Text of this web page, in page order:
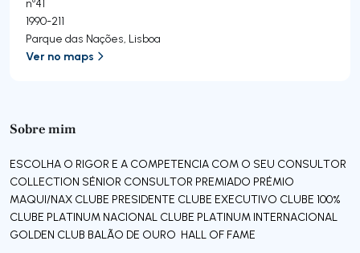
Sobre mim
ESCOLHA O RIGOR E A COMPETENCIA COM O SEU CONSULTOR
COLLECTION SÉNIOR CONSULTOR PREMIADO PRÉMIO
MAQUI/NAX CLUBE PRESIDENTE CLUBE EXECUTIVO CLUBE 100%
CLUBE PLATINUM NACIONAL CLUBE PLATINUM INTERNACIONAL
GOLDEN CLUB BALÃO DE OURO HALL OF FAME
nº41
1990-211
Parque das Nações, Lisboa
Ver no maps